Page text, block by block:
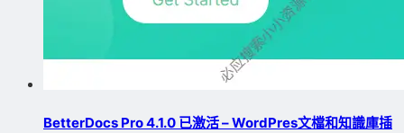
BetterDocs Pro 4.1.0 已激活 – WordPres文檔和知識庫插